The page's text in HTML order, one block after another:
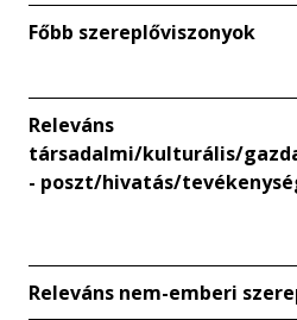
Főbb szereplőviszonyok
Releváns
társadalmi/kulturális/
- poszt/hivatás/
Releváns nem-emberi